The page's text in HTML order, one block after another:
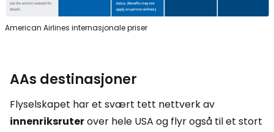
American Airlines internasjonale priser
AAs destinasjoner
Flyselskapet har et svært tett nettverk av
innenriksruterover hele USA og flyr også til et stort